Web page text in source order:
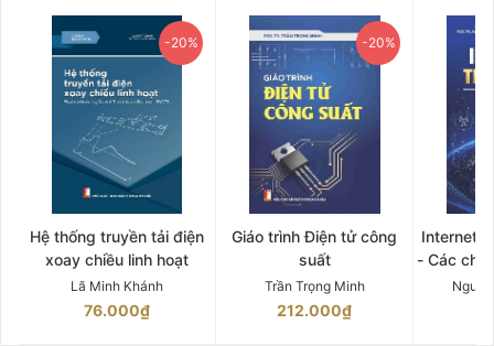
-20%
Hệ thống truyền tải điện
xoay chiều linh hoạt
Lã Minh Khánh
76.000₫
-20%
Giáo trình Điện tử công
suất
Trần Trọng Minh
212.000₫
Internet
- Các